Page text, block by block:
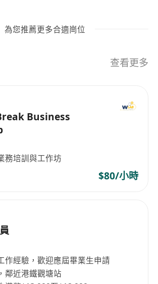
skills, work
learning ability
end bonus and medical
preferred
based on work experience
憑 / 同級
6 日
為您推薦更多合適崗位
查看更多
Business
務培訓與工作坊
$80/小時
作經驗，歡迎應屆畢業生申請
鄰近港鐵觀塘站